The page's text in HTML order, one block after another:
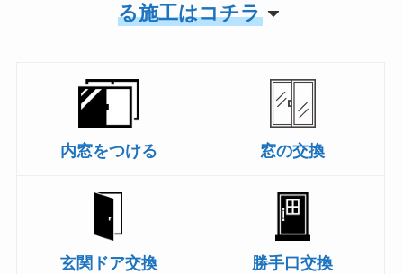
る施工はコチラ
内窓をつける 窓の交換
玄関ドア交換 勝手口交換